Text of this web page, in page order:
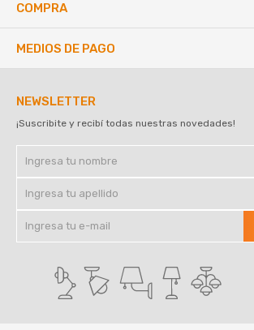
COMPRA
NEWSLETTER
¡Suscribite y recibí todas nuestras novedades!
MEDIOS DE PAGO